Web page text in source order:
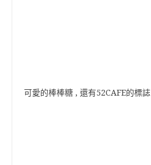
可愛的棒棒糖 , 還有52CAFE的標誌